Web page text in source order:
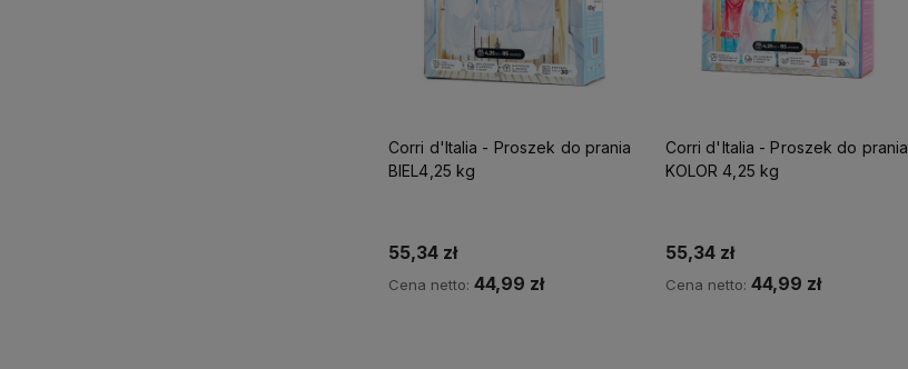
Corri d'Italia - Proszek do prania
BIEL4,25 kg
55,34 zł
Cena netto: 44,99 zł
Corri d'Italia - Proszek do prania
KOLOR 4,25 kg
55,34 zł
Cena netto: 44,99 zł